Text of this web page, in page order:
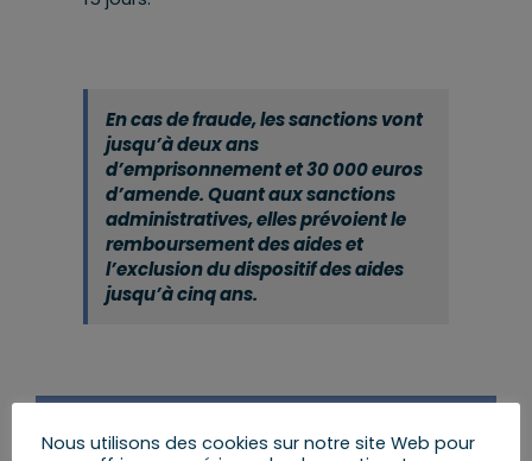
En cas de fraude, les sanctions vont
jusqu’à deux ans
d’emprisonnement et 30 000 euros
d’amende. Quant aux sanctions
administratives, elles prévoient le
remboursement des aides et
l’exclusion du dispositif des aides
jusqu’à cinq ans.
Nous utilisons des cookies sur notre site Web pour